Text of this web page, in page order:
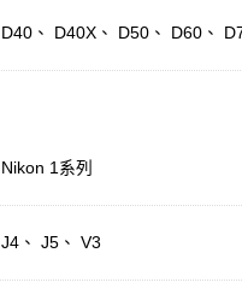
D40、 D40X、 D50、 D60、
Nikon 1系列
J4、 J5、 V3